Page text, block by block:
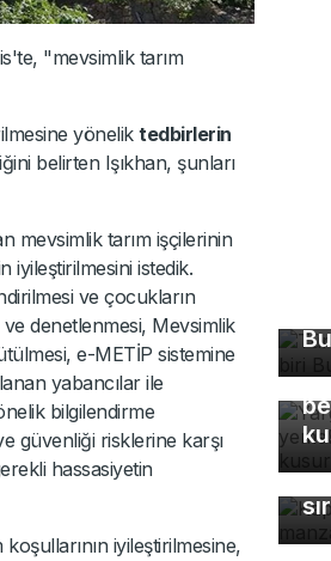
"mevsimlik tarım
yönelik tedbirlerin
belirten Işıkhan, şunları
mevsimlik tarım işçilerinin
iyileştirilmesini istedik.
ve çocukların
ve denetlenmesi, Mevsimlik
e-METİP sistemine
yabancılar ile
bilgilendirme
güvenliği risklerine karşı
hassasiyetin
iyileştirilmesine,